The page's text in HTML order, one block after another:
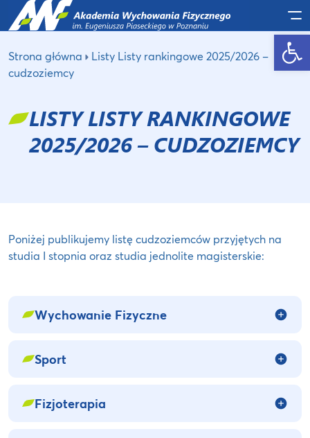
Otwórz pasek narzędzi
Strona główna
Listy Listy rankingowe 2025/2026 –
cudzoziemcy
LISTY LISTY RANKINGOWE
2025/2026 – CUDZOZIEMCY
Poniżej publikujemy listę cudzoziemców przyjętych na
studia I stopnia oraz studia jednolite magisterskie:
Wychowanie Fizyczne
Sport
Fizjoterapia